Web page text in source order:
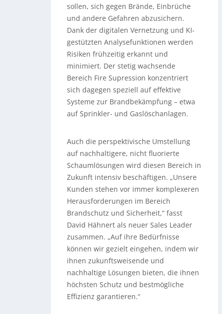
sollen, sich gegen Brände, Einbrüche
und andere Gefahren abzusichern.
Dank der digitalen Vernetzung und KI-
gestützten Analysefunktionen werden
Risiken frühzeitig erkannt und
minimiert. Der stetig wachsende
Bereich Fire Supression konzentriert
sich dagegen speziell auf effektive
Systeme zur Brandbekämpfung – etwa
auf Sprinkler- und Gaslöschanlagen.
Auch die perspektivische Umstellung
auf nachhaltigere, nicht fluorierte
Schaumlösungen wird diesen Bereich in
Zukunft intensiv beschäftigen. „Unsere
Kunden stehen vor immer komplexeren
Herausforderungen im Bereich
Brandschutz und Sicherheit,“ fasst
David Hähnert als neuer Sales Leader
zusammen. „Auf ihre Bedürfnisse
können wir gezielt eingehen, indem wir
ihnen zukunftsweisende und
nachhaltige Lösungen bieten, die ihnen
höchsten Schutz und bestmögliche
Effizienz garantieren.“